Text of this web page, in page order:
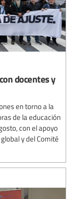
docentes y
en torno a la
de la educación
con el apoyo
y del Comité